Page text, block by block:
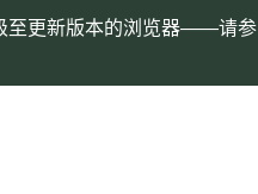
至更新版本的浏览器——请参